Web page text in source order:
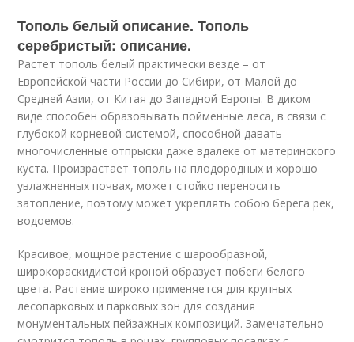
Тополь белый описание. Тополь
серебристый: описание.
Растет тополь белый практически везде – от
Европейской части России до Сибири, от Малой до
Средней Азии, от Китая до Западной Европы. В диком
виде способен образовывать пойменные леса, в связи с
глубокой корневой системой, способной давать
многочисленные отпрыски даже вдалеке от материнского
куста. Произрастает тополь на плодородных и хорошо
увлажненных почвах, может стойко переносить
затопление, поэтому может укреплять собою берега рек,
водоемов.
Красивое, мощное растение с шарообразной,
широкораскидистой кроной образует побеги белого
цвета. Растение широко применяется для крупных
лесопарковых и парковых зон для создания
монументальных пейзажных композиций. Замечательно